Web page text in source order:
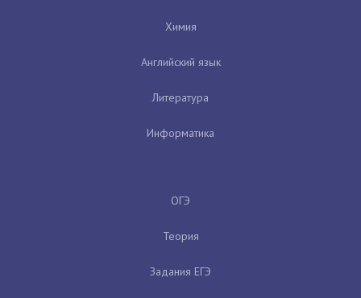
Химия
Английский язык
Литература
Информатика
ОГЭ
Теория
Задания ЕГЭ